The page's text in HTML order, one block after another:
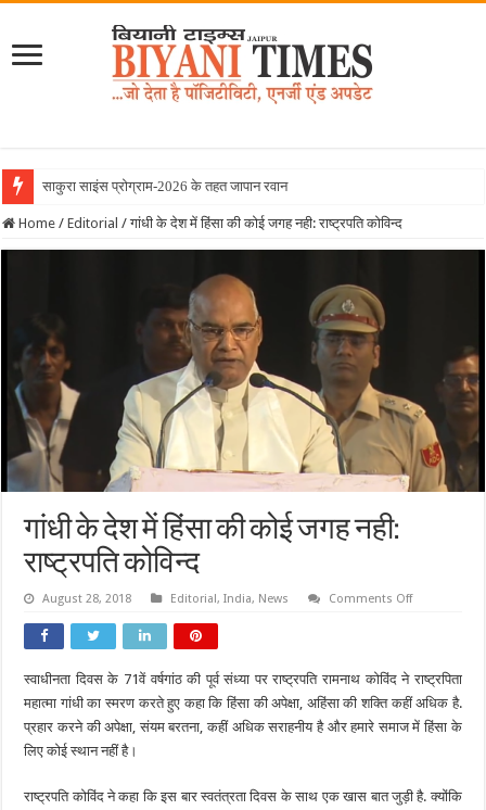
साकुरा साइंस प्रोग्राम-2026 के तहत जापान रवाना हुई बियानी ग
Home / Editorial / गांधी के देश में हिंसा की कोई जगह नही: राष्ट्रपति कोविन्द
गांधी के देश में हिंसा की कोई जगह नही:
राष्ट्रपति कोविन्द
August 28, 2018 Editorial,India, News Comments Offon
की
कोई
जगह
नही:
स्वाधीनता दिवस के 71वें वर्षगांठ की पूर्व संध्या पर राष्ट्रपति रामनाथ कोविंद ने राष्ट्रपिता
महात्मा गांधी का स्मरण करते हुए कहा कि हिंसा की अपेक्षा, अहिंसा की शक्ति कहीं अधिक है.
प्रहार करने की अपेक्षा, संयम बरतना, कहीं अधिक सराहनीय है और हमारे समाज में हिंसा के
लिए कोई स्थान नहीं है।
राष्ट्रपति कोविंद ने कहा कि इस बार स्वतंत्रता दिवस के साथ एक खास बात जुड़ी है. क्योंकि